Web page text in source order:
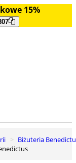
15%
Biżuteria